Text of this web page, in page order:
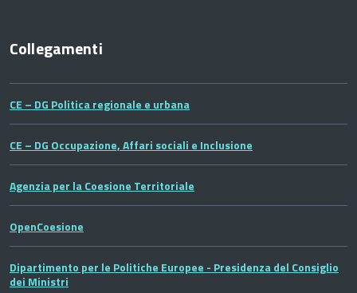
Collegamenti
CE – DG Politica regionale e urbana
CE – DG Occupazione, Affari sociali e Inclusione
Agenzia per la Coesione Territoriale
OpenCoesione
Dipartimento per le Politiche Europee - Presidenza del Consiglio
dei Ministri